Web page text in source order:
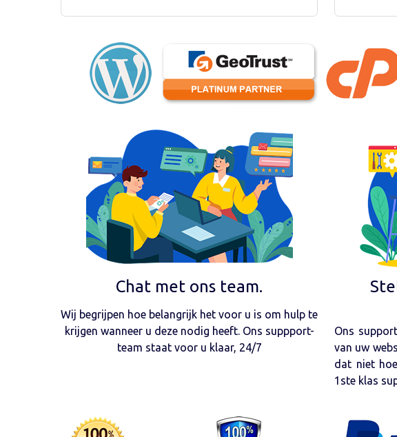
Chat met ons team.
Wij begrijpen hoe belangrijk het voor u is om hulp te
krijgen wanneer u deze nodig heeft. Ons suppport-
team staat voor u klaar, 24/7
Ons
van uw
dat niet
1ste klas